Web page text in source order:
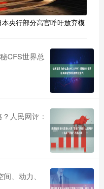
央行部分高官呼吁放弃模
CFS世界总
人民网评：
、动力、